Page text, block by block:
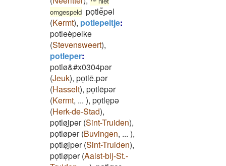
omgespeld poͅtle͂ͅpəl
(Kermt), potlepeltje:
potleèpelke
(Stevensweert),
potleper:
potlø&#x0304pər
(Jeuk), poͅtlē.pər
(Hasselt), poͅtlēpər
(Kermt, ... ), poͅtleͅpə
(Herk-de-Stad),
poͅtløi̯pər(Sint-Truiden),
poͅtløpər(Buvingen, ... ),
poͅtløͅi̯pər(Sint-Truiden),
poͅtløͅpər(Aalst-bij-St.-